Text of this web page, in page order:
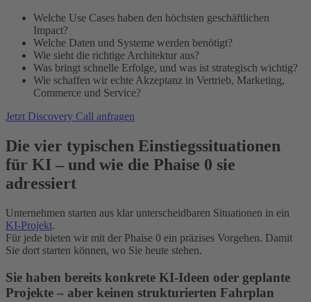
Welche Use Cases haben den höchsten geschäftlichen
Impact?
Welche Daten und Systeme werden benötigt?
Wie sieht die richtige Architektur aus?
Was bringt schnelle Erfolge, und was ist strategisch wichtig?
Wie schaffen wir echte Akzeptanz in Vertrieb, Marketing,
Commerce und Service?
Jetzt Discovery Call anfragen
Die vier typischen Einstiegssituationen
für KI – und wie die Phaise 0 sie
adressiert
Unternehmen starten aus klar unterscheidbaren Situationen in ein
KI-Projekt.
Für jede bieten wir mit der Phaise 0 ein präzises Vorgehen. Damit
Sie dort starten können, wo Sie heute stehen.
Sie haben bereits konkrete KI‑Ideen oder geplante
Projekte – aber keinen strukturierten Fahrplan